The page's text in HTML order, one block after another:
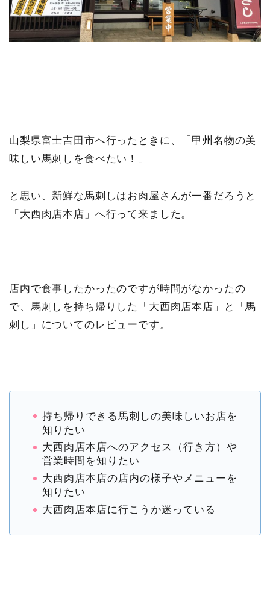
山梨県富士吉田市へ行ったときに、「甲州名物の美
味しい馬刺しを食べたい！」
と思い、新鮮な馬刺しはお肉屋さんが一番だろうと
「大西肉店本店」へ行って来ました。
店内で食事したかったのですが時間がなかったの
で、馬刺しを持ち帰りした「大西肉店本店」と「馬
刺し」についてのレビューです。
持ち帰りできる馬刺しの美味しいお店を
知りたい
大西肉店本店へのアクセス（行き方）や
営業時間を知りたい
大西肉店本店の店内の様子やメニューを
知りたい
大西肉店本店に行こうか迷っている